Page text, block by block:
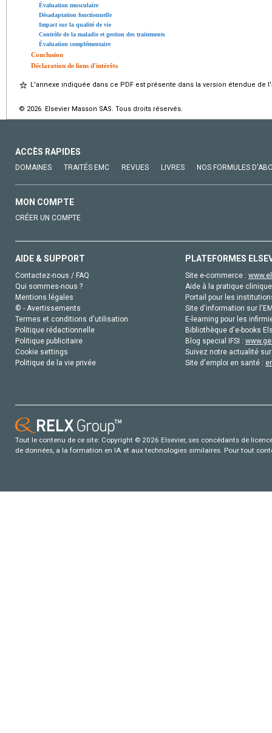
Évaluation musculaire
Désadaptation fonctionnelle
Impact sur la qualité de vie
Contrôle de la maladie et gestion des traitements
Évaluation complémentaire
Conclusion
Déclaration de liens d'intérêts
L'annexe indiquée dans ce PDF est présente dans la version étendue
© 2026 Elsevier Masson SAS. Tous droits réservés.
ACCÈS RAPIDES
DOMAINES TRAITÉS EMC REVUES LIVRES NOS FORMULES
MON COMPTE
CRÉER UN COMPTE
AIDE & SUPPORT
Contactez-nous / FAQ
Qui sommes-nous ?
Mentions légales
© - Avertissements
Termes et conditions d'utilisation
Politique rédactionnelle
Politique publicitaire
Cookie settings
Politique de la vie privée
PLATEFORMES
Site e-commerce :
Aide à la pratique
Portail pour les
Site d'information sur
E-learning pour les
Bibliothèque d'e-books
Blog special IFSI :
Suivez notre actualité
Site d'emploi en santé :
Tout le contenu de ce site: Copyright © 2026 Elsevier, ses concédants de
de données, a la formation en IA et aux technologies similaires. Pour tout